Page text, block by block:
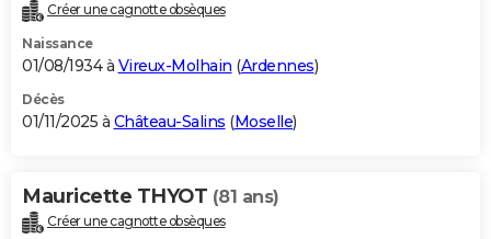
Destinations
City break
Voyage nature
Voyage de noces
Forum
Climat
+PHOTO
GUIDES D'ACHAT
BONS PLANS
Carte de Noël
Carte Bonne année
Carte Saint-Valentin
Carte Pâques
Carte d'anniversaire
DICTIONNAIRE
Créer une cagnotte obsèques
Naissance
01/08/1934 à Vireux-Molhain (Ardennes)
Décès
01/11/2025 à Château-Salins (Moselle)
Mauricette THYOT (81 ans)
Créer une cagnotte obsèques